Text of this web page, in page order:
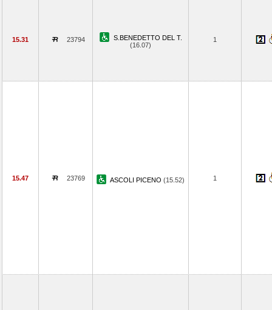
15.31 23794
S.BENEDETTO DEL T.
(16.07)
1
15.47 23769 ASCOLI PICENO (15.52) 1